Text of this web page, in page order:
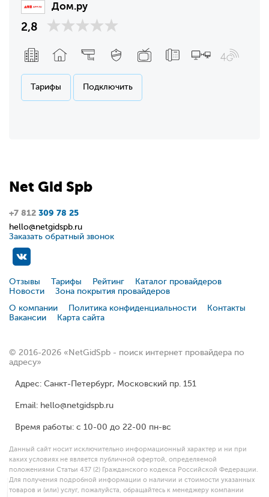
Дом.ру
2,8
Тарифы Подключить
Net Gid Spb
+7 812 309 78 25
hello@netgidspb.ru
Заказать обратный звонок
Отзывы Тарифы Рейтинг
Каталог провайдеров
Новости
Зона покрытия провайдеров
О компании
Политика конфиденциальности
Контакты
Вакансии
Карта сайта
© 2016-2026 «NetGidSpb - поиск интернет провайдера по
адресу»
Адрес: Санкт-Петербург, Московский пр. 151
Email: hello@netgidspb.ru
Время работы: с 10-00 до 22-00 пн-вс
Данный сайт носит исключительно информационный характер и ни при
каких условиях не является публичной офертой, определяемой
положениями Статьи 437 (2) Гражданского кодекса Российской Федерации.
Для получения подробной информации о наличии и стоимости указанных
товаров и (или) услуг, пожалуйста, обращайтесь к менеджеру компании